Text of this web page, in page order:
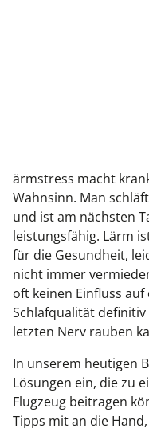
ärmstress macht
Wahnsinn. Man
und ist am nächsten
leistungsfähig. Lärm
für die Gesundheit,
nicht immer
oft keinen Einfluss
Schlafqualität
letzten Nerv rauben
In unserem heutigen
Lösungen ein, die zu
Flugzeug beitragen
Tipps mit an die